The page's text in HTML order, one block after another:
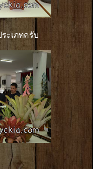
ะเภทครับ